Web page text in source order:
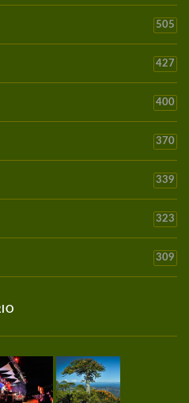
505
427
400
370
339
323
309